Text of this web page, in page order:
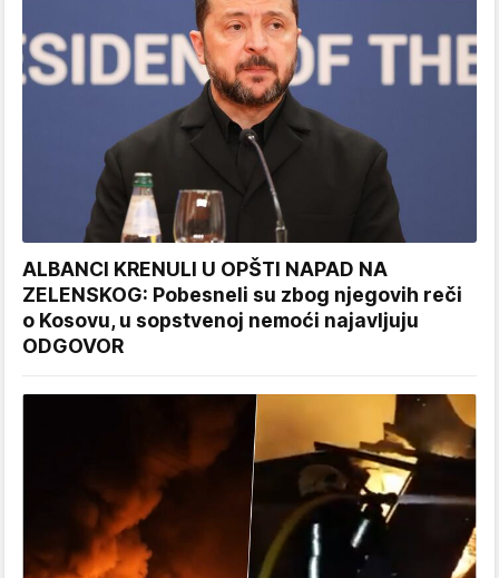
ALBANCI KRENULI U OPŠTI NAPAD NA
ZELENSKOG: Pobesneli su zbog njegovih reči
o Kosovu, u sopstvenoj nemoći najavljuju
ODGOVOR